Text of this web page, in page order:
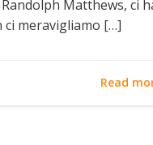
Matthews, ci
meravigliamo […]
Read